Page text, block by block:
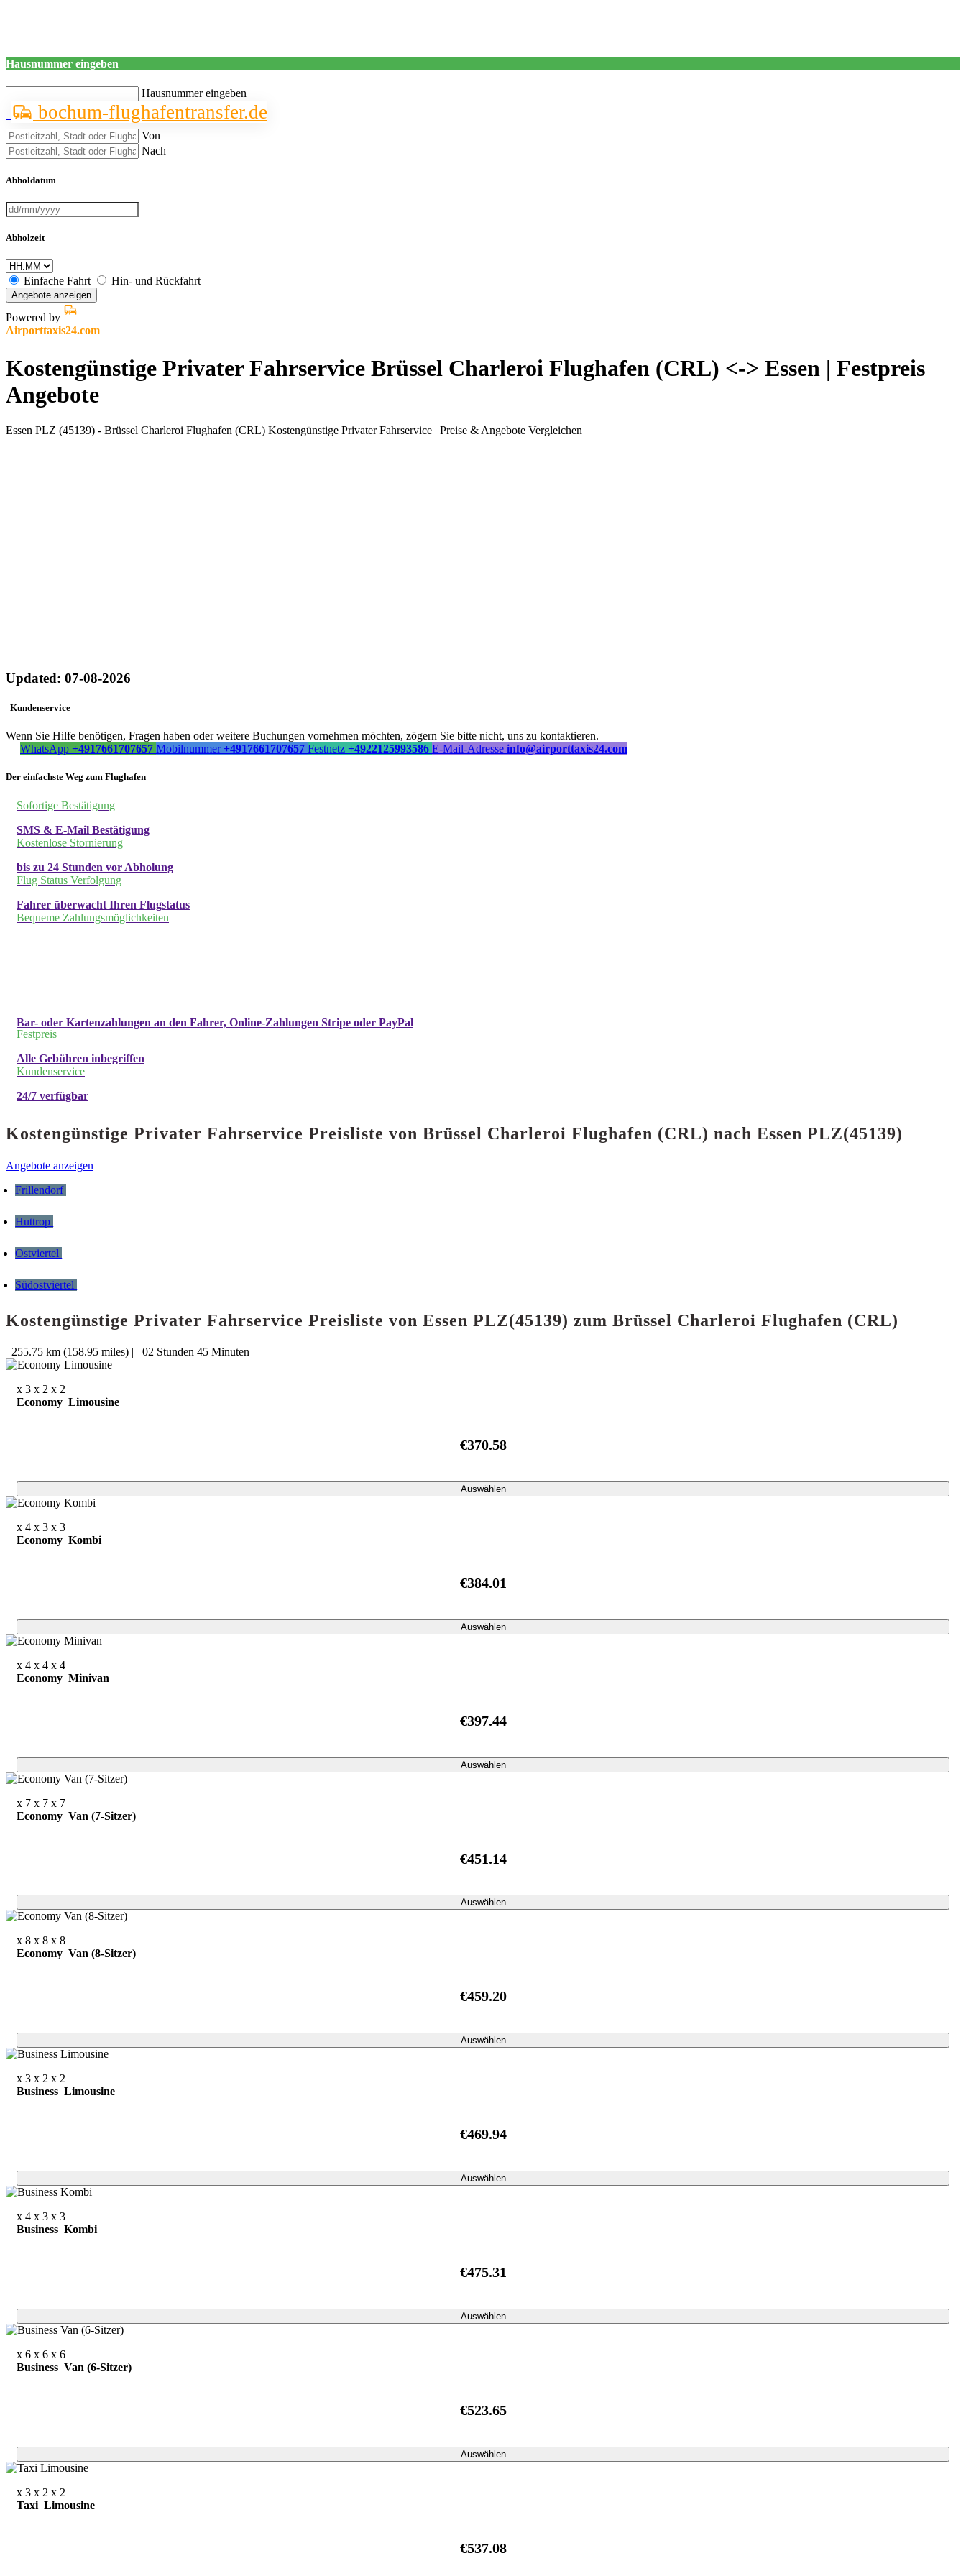
Hausnummer eingeben
Hausnummer eingeben
bochum-flughafentransfer.de
Von
Nach
Abholdatum
Abholzeit
Einfache Fahrt Hin- und Rückfahrt
Angebote anzeigen
Powered by
Airporttaxis24.com
Kostengünstige Privater Fahrservice Brüssel Charleroi Flughafen (CRL) <-> Essen | Festpreis
Angebote
Essen PLZ (45139) - Brüssel Charleroi Flughafen (CRL) Kostengünstige Privater Fahrservice | Preise & Angebote Vergleichen
Updated: 07-08-2026
Kundenservice
Wenn Sie Hilfe benötigen, Fragen haben oder weitere Buchungen vornehmen möchten, zögern Sie bitte nicht, uns zu kontaktieren.
WhatsApp +4917661707657 Mobilnummer +4917661707657 Festnetz +4922125993586 E-Mail-Adresse info@airporttaxis24.com
Der einfachste Weg zum Flughafen
Sofortige Bestätigung
SMS & E-Mail Bestätigung
Kostenlose Stornierung
bis zu 24 Stunden vor Abholung
Flug Status Verfolgung
Fahrer überwacht Ihren Flugstatus
Bequeme Zahlungsmöglichkeiten
Bar- oder Kartenzahlungen an den Fahrer, Online-Zahlungen Stripe oder PayPal
Festpreis
Alle Gebühren inbegriffen
Kundenservice
24/7 verfügbar
Kostengünstige Privater Fahrservice Preisliste von Brüssel Charleroi Flughafen (CRL) nach Essen PLZ(45139)
Angebote anzeigen
Frillendorf
Huttrop
Ostviertel
Südostviertel
Kostengünstige Privater Fahrservice Preisliste von Essen PLZ(45139) zum Brüssel Charleroi Flughafen (CRL)
255.75 km (158.95 miles) | 02 Stunden 45 Minuten
x 3 x 2 x 2
Economy Limousine
€370.58
Auswählen
x 4 x 3 x 3
Economy Kombi
€384.01
Auswählen
x 4 x 4 x 4
Economy Minivan
€397.44
Auswählen
x 7 x 7 x 7
Economy Van (7-Sitzer)
€451.14
Auswählen
x 8 x 8 x 8
Economy Van (8-Sitzer)
€459.20
Auswählen
x 3 x 2 x 2
Business Limousine
€469.94
Auswählen
x 4 x 3 x 3
Business Kombi
€475.31
Auswählen
x 6 x 6 x 6
Business Van (6-Sitzer)
€523.65
Auswählen
x 3 x 2 x 2
Taxi Limousine
€537.08